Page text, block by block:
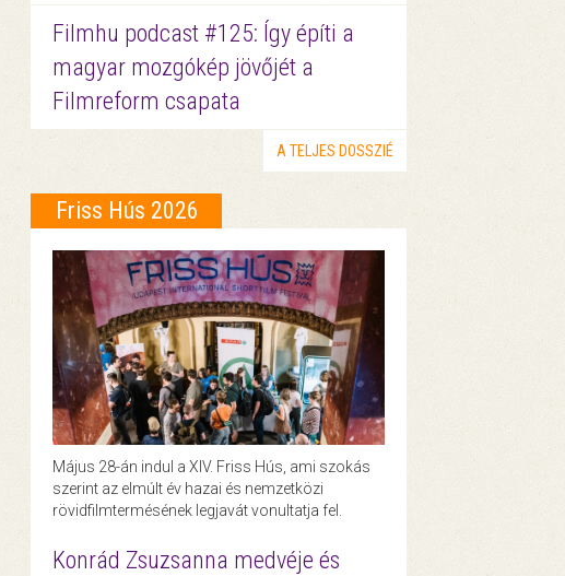
Filmhu podcast #125: Így építi a
magyar mozgókép jövőjét a
Filmreform csapata
A TELJES DOSSZIÉ
Friss Hús 2026
Május 28-án indul a XIV. Friss Hús, ami szokás
szerint az elmúlt év hazai és nemzetközi
rövidfilmtermésének legjavát vonultatja fel.
Konrád Zsuzsanna medvéje és